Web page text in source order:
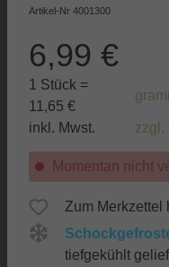
Artikel-Nr4001300
6,99 €
1 Stück =
11,65 €
inkl. Mwst. zzgl.
Momentan nicht
Zum Merkzettel
tiefgekühlt